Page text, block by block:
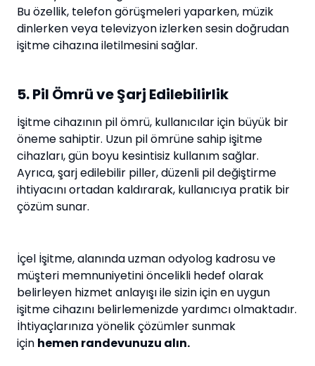
Bu özellik, telefon görüşmeleri yaparken, müzik
dinlerken veya televizyon izlerken sesin doğrudan
işitme cihazına iletilmesini sağlar.
5. Pil Ömrü ve Şarj Edilebilirlik
İşitme cihazının pil ömrü, kullanıcılar için büyük bir
öneme sahiptir. Uzun pil ömrüne sahip işitme
cihazları, gün boyu kesintisiz kullanım sağlar.
Ayrıca, şarj edilebilir piller, düzenli pil değiştirme
ihtiyacını ortadan kaldırarak, kullanıcıya pratik bir
çözüm sunar.
İçel İşitme, alanında uzman odyolog kadrosu ve
müşteri memnuniyetini öncelikli hedef olarak
belirleyen hizmet anlayışı ile sizin için en uygun
işitme cihazını belirlemenizde yardımcı olmaktadır.
İhtiyaçlarınıza yönelik çözümler sunmak
için hemen randevunuzu alın.